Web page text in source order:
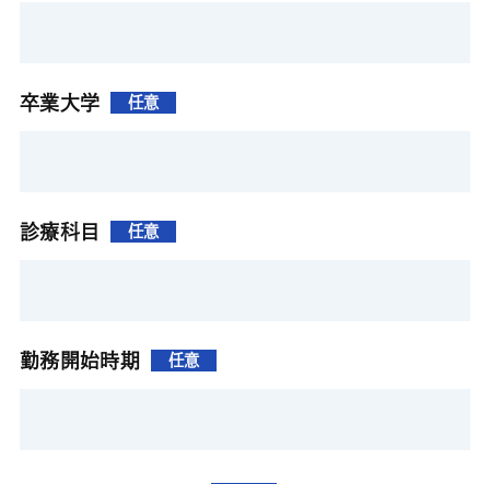
卒業大学 任意
診療科目 任意
勤務開始時期 任意